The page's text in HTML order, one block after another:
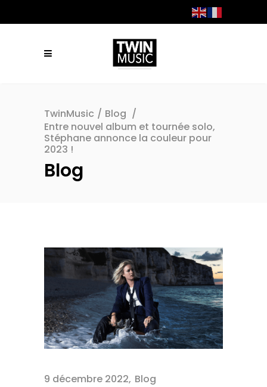
TwinMusic / Blog /
​​Entre nouvel album et tournée solo,
Stéphane annonce la couleur pour
2023 !
Blog
9 décembre 2022 Blog